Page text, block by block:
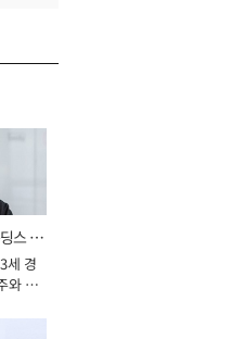
스 대
세 경
와 헬